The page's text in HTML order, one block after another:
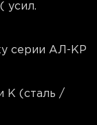
усил.
серии АЛ-КР
K (сталь /